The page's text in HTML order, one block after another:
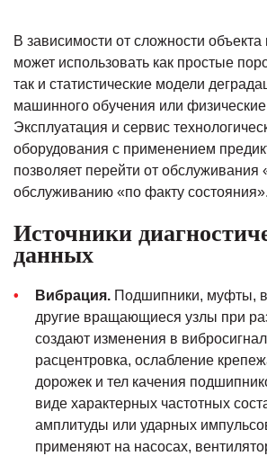
В зависимости от сложности объекта
может использовать как простые
так и статистические модели
машинного обучения или
Эксплуатация и сервис
оборудования с применением
позволяет перейти от обслуживания
обслуживанию «по факту состояния».
Источники
данных
Вибрация. Подшипники, муфты,
другие вращающиеся узлы при
создают изменения в
расцентровка, ослабление
дорожек и тел качения
виде характерных частотных
амплитуды или ударных
применяют на насосах,